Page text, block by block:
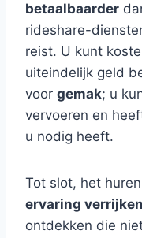
betaalbaarder
rideshare-
reist. U kunt
uiteindelijk geld
voor gemak; u
vervoeren en
u nodig heeft.
Tot slot, het
ervaring verrijken
ontdekken die